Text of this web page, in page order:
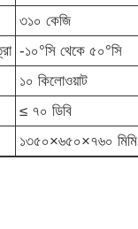
জেনারেটর
সেট
৩১০ কেজি
-১০°সি থেকে ৫০°সি
১০ কিলোওয়াট
≤ ৭০ ডিবি
১৩৫০×৬৫০×৭৬০ মিমি